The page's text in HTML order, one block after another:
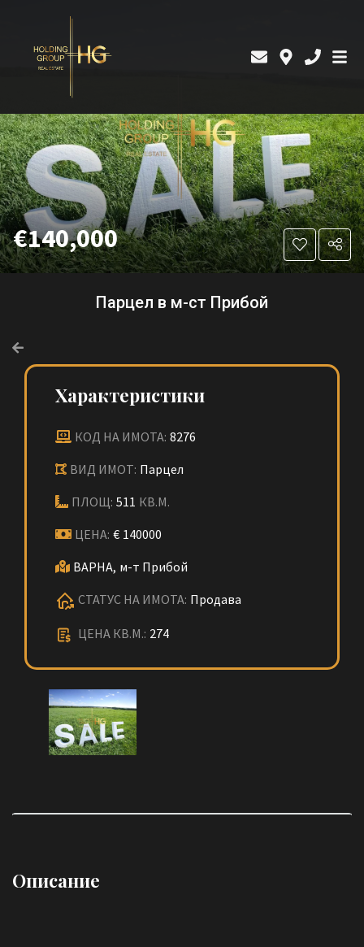
€140,000
Парцел в м-ст Прибой
Характеристики
КОД НА ИМОТА: 8276
ВИД ИМОТ: Парцел
ПЛОЩ: 511 КВ.М.
ЦЕНА: € 140000
ВАРНА, м-т Прибой
СТАТУС НА ИМОТА: Продава
ЦЕНА КВ.М.: 274
Описание